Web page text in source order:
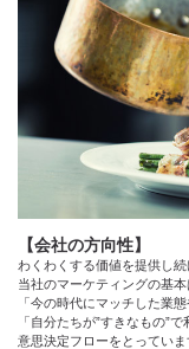
【会社の方向性】
わくわくする価値を提供し
当社のマーケティングの基本
「今の時代にマッチした業
「自分たちが”すきなもの”
意思決定フローをとっていま